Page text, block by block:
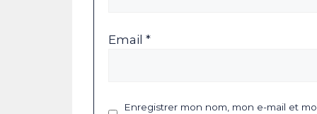
Email *
Enregistrer mon nom, mon e-mail et